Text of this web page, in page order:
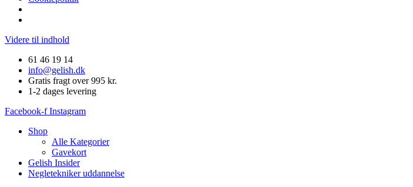
Videre til indhold
61 46 19 14
info@gelish.dk
Gratis fragt over 995 kr.
1-2 dages levering
Facebook-f Instagram
Shop
Alle Kategorier
Gavekort
Gelish Insider
Negletekniker uddannelse